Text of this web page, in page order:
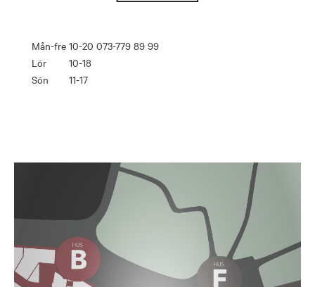
Mån-fre 10-20 073-779 89 99
Lör
10-18
Sön
11-17